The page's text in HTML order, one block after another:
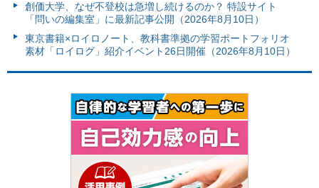
創価大学、なぜ不登校は急増し続けるのか？ 特設サイト
「問いの編集室」に最新記事公開（2026年8月10日）
東京書籍×ロイロノート、教科書準拠の学習ポートフォリオ
素材「ロイログ」紹介イベント26日開催（2026年8月10日）